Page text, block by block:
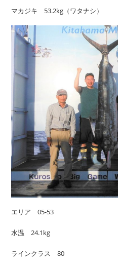
マカジキ 53.2kg（ワタナシ）
エリア 05-53
水温 24.1kg
ラインクラス 80